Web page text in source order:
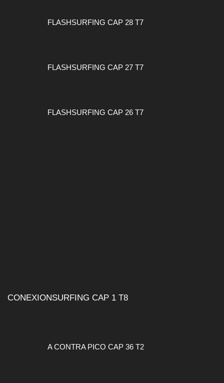
FLASHSURFING CAP 28 T7
FLASHSURFING CAP 27 T7
FLASHSURFING CAP 26 T7
CONEXIONSURFING CAP 1 T8
A CONTRA PICO CAP 36 T2